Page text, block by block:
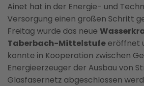
Ainet hat in der Energie- und
Versorgung einen großen Schritt
Freitag wurde das neue
Taberbach-Mittelstufe eröffnet
konnte in Kooperation zwischen
Energieerzeuger der Ausbau von
Glasfasernetz abgeschlossen